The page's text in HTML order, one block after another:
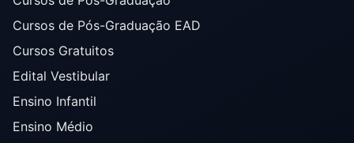
Cursos de Pós-Graduação EAD
Cursos Gratuitos
Edital Vestibular
Ensino Infantil
Ensino Médio